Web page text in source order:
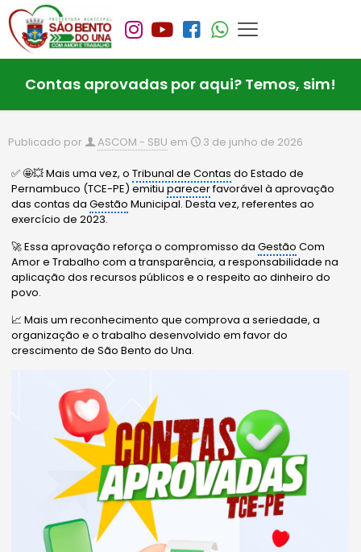
Contas aprovadas por aqui? Temos, sim!
Publicado por ASCOM - SBU em 3 de junho de 2026
✅ 🤩💥 Mais uma vez, oTribunal de Contas do Estado de
Pernambuco (TCE-PE) emitiuparecerfavorável à aprovação
das contas daGestão Municipal. Desta vez, referentes ao
exercício de 2023.
🚀 Essa aprovação reforça o compromisso daGestão Com
Amor e Trabalho com a transparência, a responsabilidade na
aplicação dos recursos públicos e o respeito ao dinheiro do
povo.
📈 Mais um reconhecimento que comprova a seriedade, a
organização e o trabalho desenvolvido em favor do
crescimento de São Bento do Una.